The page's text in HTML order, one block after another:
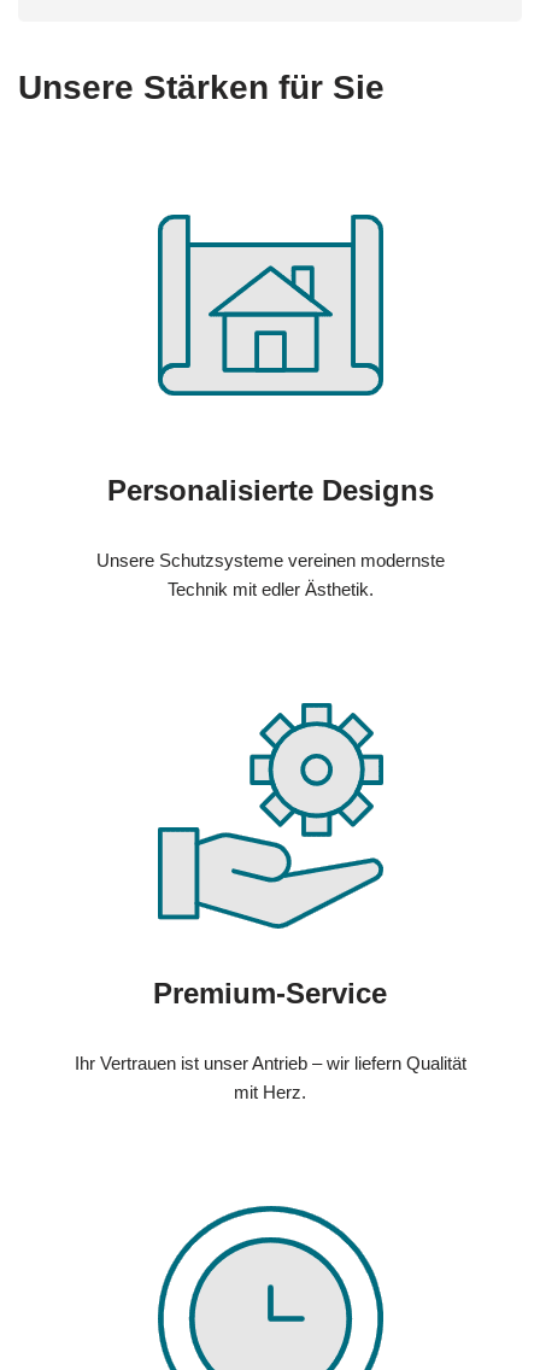
Unsere Stärken für Sie
Personalisierte Designs
Unsere Schutzsysteme vereinen modernste
Technik mit edler Ästhetik.
Premium-Service
Ihr Vertrauen ist unser Antrieb – wir liefern Qualität
mit Herz.